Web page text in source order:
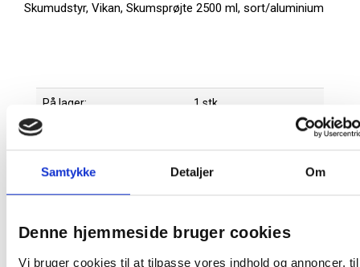
Samtykke Detaljer Om
Denne hjemmeside bruger cookies
Vi bruger cookies til at tilpasse vores indhold og annoncer, til
Skumudstyr, Vikan, Skumsprøjte 2500 ml, sort/aluminium
På lager: 1 stk
Producent: Nito